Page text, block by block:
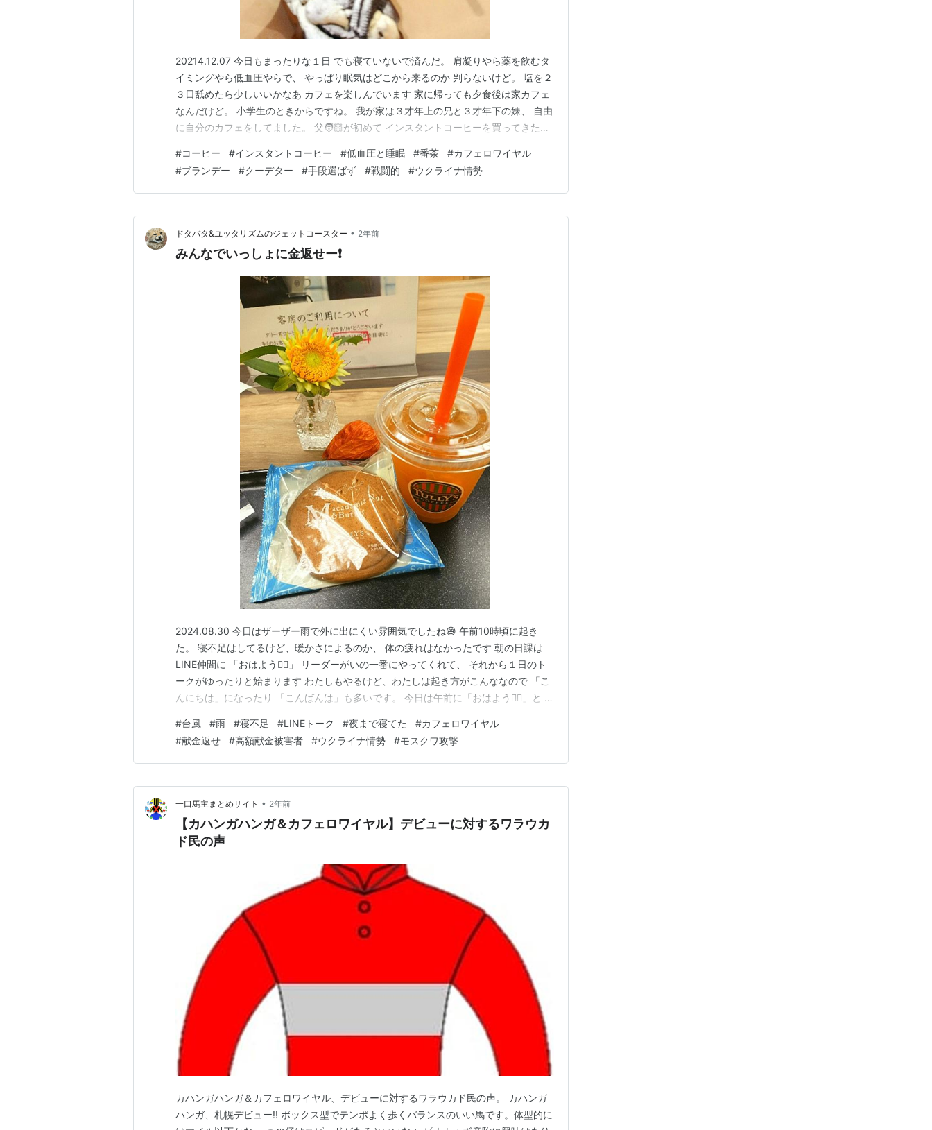
20214.12.07 今日もまったりな１日 でも寝ていないで済んだ。 肩凝りやら薬を飲むタ
イミングやら低血圧やらで、 やっぱり眠気はどこから来るのか 判らないけど。 塩を２
３日舐めたら少しいいかなあ カフェを楽しんでいます 家に帰っても夕食後は家カフェ
なんだけど。 小学生のときからですね。 我が家は３才年上の兄と３才年下の妹、 自由
に自分のカフェをしてました。 父🧑🏻が初めて インスタントコーヒーを買ってきたの
むだけだったけど、 今の豆を煎って挽いたに近いのとは まったく違う焦げ臭い味でし
た 飲みたい時に自分で…
#コーヒー #インスタントコーヒー #低血圧と睡眠 #番茶 #カフェロワイヤル
#ブランデー #クーデター #手段選ばず #戦闘的 #ウクライナ情勢
ドタバタ&ユッタリズムのジェットコースター • 2年前
みんなでいっしょに金返せー❗
2024.08.30 今日はザーザー雨で外に出にくい雰囲気でしたね😅 午前10時頃に起き
た。 寝不足はしてるけど、暖かさによるのか、 体の疲れはなかったです 朝の日課は
LINE仲間に 「おはよう🙋‍♀️」 リーダーがいの一番にやってくれて、 それから１日のト
ークがゆったりと始まります わたしもやるけど、わたしは起き方がこんななので 「こ
んにちは」になったり 「こんばんは」も多いです。 今日は午前に「おはよう🙋‍♀️」と 入
食べようよ。」 「ん、朝の７時」「夜だよ」 ん服着たまま寝てた で、でもカフェはし
たい。 カ…
#台風 #雨 #寝不足 #LINEトーク #夜まで寝てた #カフェロワイヤル
#献金返せ #高額献金被害者 #ウクライナ情勢 #モスクワ攻撃
一口馬主まとめサイト • 2年前
【カハンガハンガ＆カフェロワイヤル】デビューに対するワラウカ
ド民の声
カハンガハンガ＆カフェロワイヤル、デビューに対するワラウカド民の声。 カハンガ
ハンガ、札幌デビュー!! ボックス型でテンポよく歩くバランスのいい馬です。体型的に